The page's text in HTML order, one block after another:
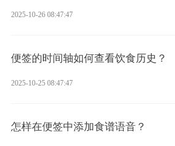
2025-10-26 08:47:47
便签的时间轴如何查看饮食历史？
2025-10-25 08:47:47
怎样在便签中添加食谱语音？